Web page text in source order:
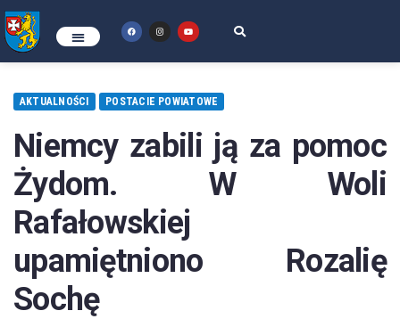
AKTUALNOŚCI POSTACIE POWIATOWE
Niemcy zabili ją za pomoc
Żydom. W Woli
Rafałowskiej
upamiętniono Rozalię
Sochę